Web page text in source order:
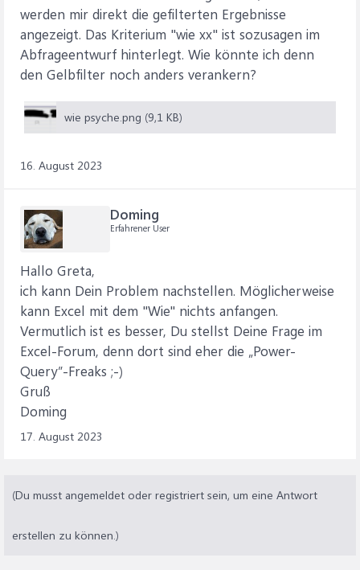
werden mir direkt die gefilterten Ergebnisse
angezeigt. Das Kriterium "wie xx" ist sozusagen im
Abfrageentwurf hinterlegt. Wie könnte ich denn
den Gelbfilter noch anders verankern?
wie psyche.png (9,1 KB)
16. August 2023
Doming
Erfahrener User
Hallo Greta,
ich kann Dein Problem nachstellen. Möglicherweise
kann Excel mit dem "Wie" nichts anfangen.
Vermutlich ist es besser, Du stellst Deine Frage im
Excel-Forum, denn dort sind eher die „Power-
Query”-Freaks ;-)
Gruß
Doming
17. August 2023
(Du musst angemeldet oder registriert sein, um eine Antwort
erstellen zu können.)